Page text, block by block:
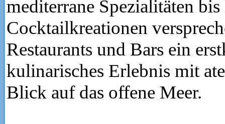
mediterrane Spezialitäten
Cocktailkreationen
Restaurants und Bars ein
kulinarisches Erlebnis mit
Blick auf das offene Meer.